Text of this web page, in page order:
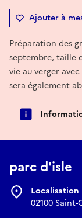
Ajouter à
Préparation des
septembre, taille
vie au verger
sera également
parc d'isle
Localisation
02100